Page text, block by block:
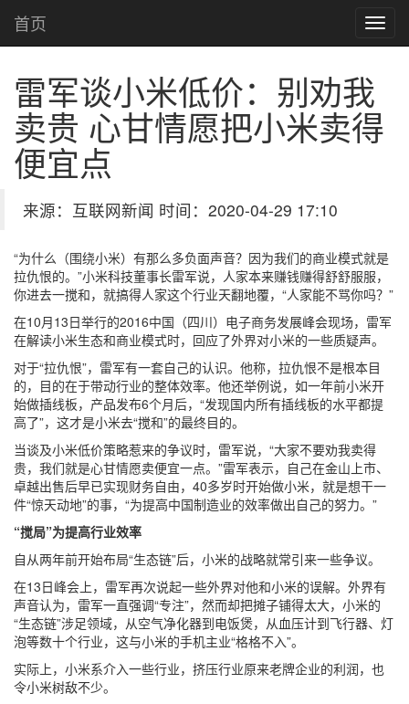
首页
雷军谈小米低价：别劝我
卖贵 心甘情愿把小米卖得
便宜点
来源：互联网新闻 时间：2020-04-29 17:10
“为什么（围绕小米）有那么多负面声音？因为我们的商业模式就是
拉仇恨的。”小米科技董事长雷军说，人家本来赚钱赚得舒舒服服，
你进去一搅和，就搞得人家这个行业天翻地覆，“人家能不骂你吗？”
在10月13日举行的2016中国（四川）电子商务发展峰会现场，雷军
在解读小米生态和商业模式时，回应了外界对小米的一些质疑声。
对于“拉仇恨”，雷军有一套自己的认识。他称，拉仇恨不是根本目
的，目的在于带动行业的整体效率。他还举例说，如一年前小米开
始做插线板，产品发布6个月后，“发现国内所有插线板的水平都提
高了”，这才是小米去“搅和”的最终目的。
当谈及小米低价策略惹来的争议时，雷军说，“大家不要劝我卖得
贵，我们就是心甘情愿卖便宜一点。”雷军表示，自己在金山上市、
卓越出售后早已实现财务自由，40多岁时开始做小米，就是想干一
件“惊天动地”的事，“为提高中国制造业的效率做出自己的努力。”
“搅局”为提高行业效率
自从两年前开始布局“生态链”后，小米的战略就常引来一些争议。
在13日峰会上，雷军再次说起一些外界对他和小米的误解。外界有
声音认为，雷军一直强调“专注”，然而却把摊子铺得太大，小米的
“生态链”涉足领域，从空气净化器到电饭煲，从血压计到飞行器、灯
泡等数十个行业，这与小米的手机主业“格格不入”。
实际上，小米系介入一些行业，挤压行业原来老牌企业的利润，也
令小米树敌不少。